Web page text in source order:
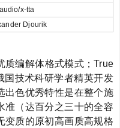
audio/x-tta
Djourik
质编解体格式模式；True
国技术科研学者精英开发
出色优秀特性是在整个施
准（达百分之三十的全容
变质的原初高画质高规格